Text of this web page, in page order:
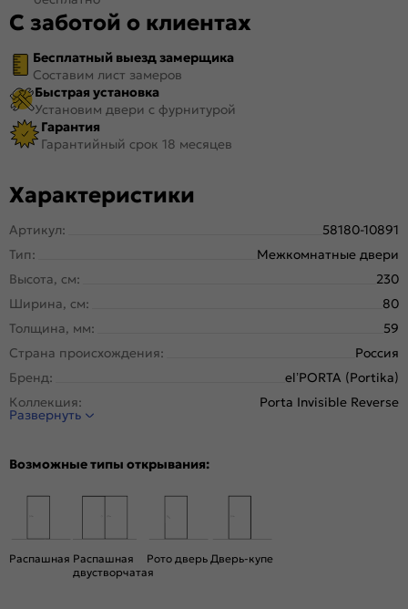
С заботой о клиентах
Бесплатный выезд замерщика
Составим лист замеров
Быстрая установка
Установим двери с фурнитурой
Гарантия
Гарантийный срок 18 месяцев
Характеристики
Артикул:
58180-10891
Тип:
Межкомнатные двери
Высота, см:
230
Ширина, см:
80
Толщина, мм:
59
Страна происхождения:
Россия
Бренд:
el’PORTA (Portika)
Коллекция:
Porta Invisible Reverse
Стиль:
Конструкция двери:
Развернуть
Возможные типы открывания:
Распашная Распашная
двустворчатая
Рото дверь Дверь-купе